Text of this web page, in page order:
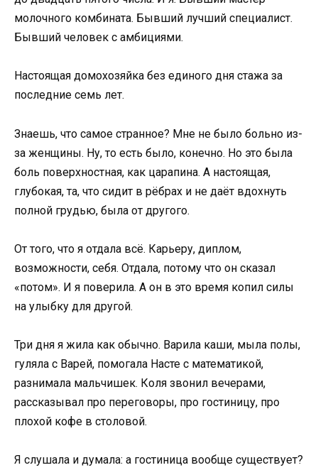
молочного комбината. Бывший лучший специалист.
Бывший человек с амбициями.
Настоящая домохозяйка без единого дня стажа за
последние семь лет.
Знаешь, что самое странное? Мне не было больно из-
за женщины. Ну, то есть было, конечно. Но это была
боль поверхностная, как царапина. А настоящая,
глубокая, та, что сидит в рёбрах и не даёт вдохнуть
полной грудью, была от другого.
От того, что я отдала всё. Карьеру, диплом,
возможности, себя. Отдала, потому что он сказал
«потом». И я поверила. А он в это время копил силы
на улыбку для другой.
Три дня я жила как обычно. Варила каши, мыла полы,
гуляла с Варей, помогала Насте с математикой,
разнимала мальчишек. Коля звонил вечерами,
рассказывал про переговоры, про гостиницу, про
плохой кофе в столовой.
Я слушала и думала: а гостиница вообще существует?